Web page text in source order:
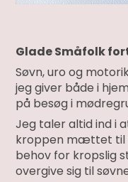
Glade Småfolk
Søvn, uro og
jeg giver både i
på besøg i
Jeg taler altid ind i
kroppen mættet til
behov for kropslig
overgive sig til